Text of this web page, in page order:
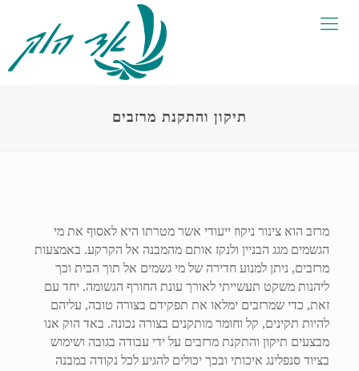
תיקון והתקנת מרזבים
מרזב הוא צינור ניקוז ייעודי אשר מטרתו היא לאסוף את מי
הגשמים מגג הבניין ולנקז אותם מהמבנה אל הקרקע. באמצעות
מרזבים, ניתן למנוע חדירה של מי גשמים אל תוך הבית וכך
ליהנות משקט תעשייתי לאורך עונת החורף הגשומה. יחד עם
זאת, כדי שמרזבים ימלאו את תפקידם בצורה טובה, עליהם
להיות תקינים, קל וחומר מותקנים בצורה נכונה. באד הוק אנו
מבצעים תיקון והתקנת מרזבים על ידי עבודה בגובה ושימוש
בציוד סנפלינג איכותי ובכך יכולים להגיע לכל נקודה במבנה